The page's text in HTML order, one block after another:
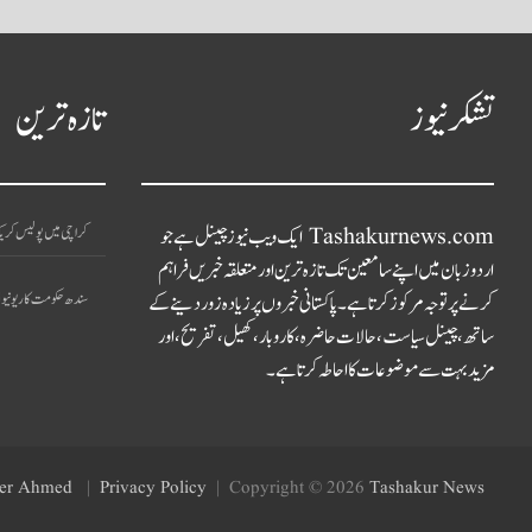
تشکر نیوز
Tashakurnews.com ایک ویب نیوز چینل ہے جو
اردو زبان میں اپنے سامعین تک تازہ ترین اور متعلقہ خبریں فراہم
کرنے پر توجہ مرکوز کرتا ہے۔ پاکستانی خبروں پر زیادہ زور دینے کے
ساتھ، چینل سیاست، حالات حاضرہ، کاروبار، کھیل، تفریح، اور
مزید بہت سے موضوعات کا احاطہ کرتا ہے۔
تازہ ترین
کراچی میں پولیس
سندھ حکومت کا ریونیو
Copyright © 2026 Tashakur News
Privacy Policy
Ahmed